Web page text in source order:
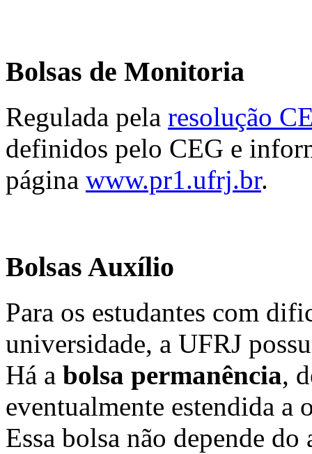
Bolsas de Monitoria
Regulada pela resolução
definidos pelo CEG e
página www.pr1.ufrj.br.
Bolsas Auxílio
Para os estudantes com
universidade, a UFRJ
Há a bolsa permanência,
eventualmente estendida a
Essa bolsa não depende